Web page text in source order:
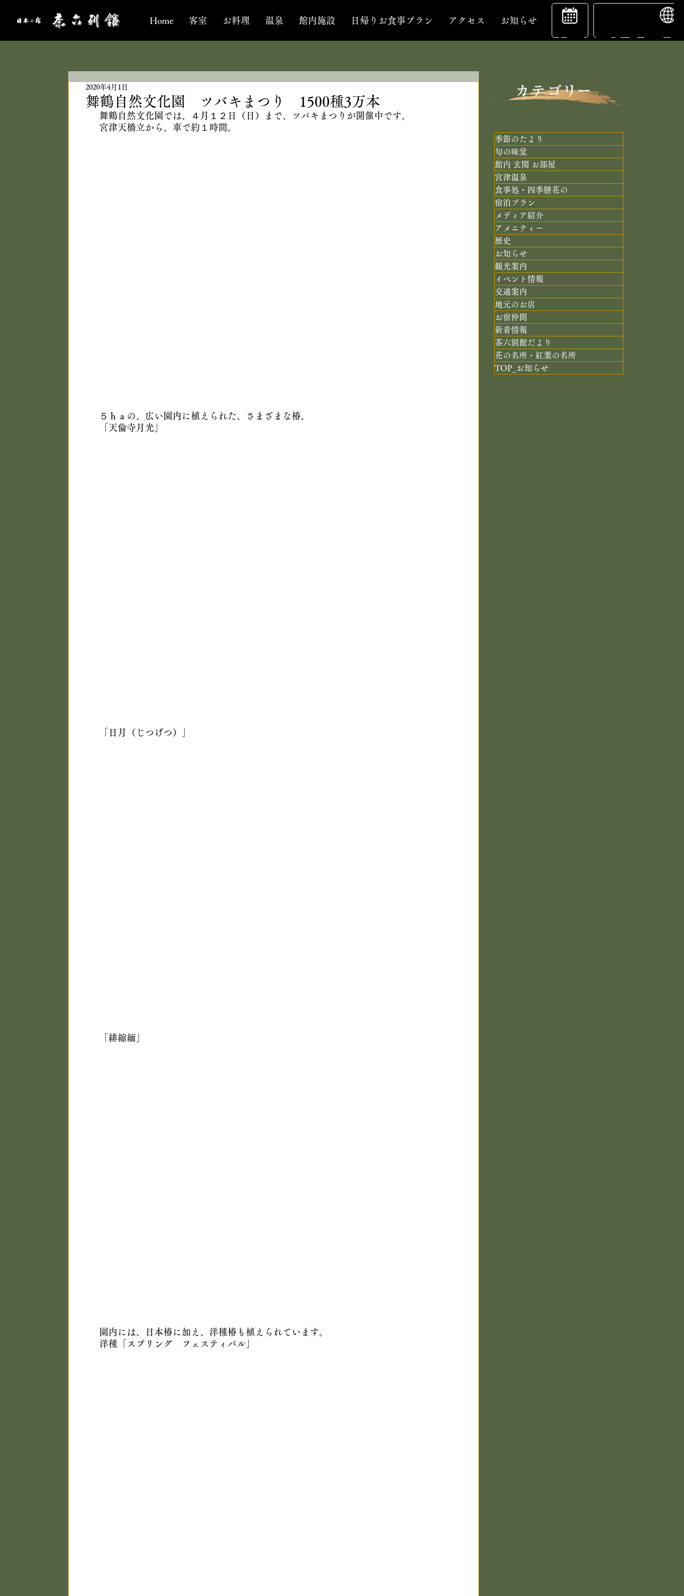
Home 客室 お料理 温泉 館内施設 日帰りお食事プラン アクセス お知らせ
宿
泊
予
約
舞鶴自然文化園 ツバキまつり 1500種3万本
2020年4月1日
舞鶴自然文化園では、４月１２日（日）まで、ツバキまつりが開催中です。
宮津天橋立から、車で約１時間。
５ｈａの、広い園内に植えられた、さまざまな椿。
「天倫寺月光」
「日月（じつげつ）」
「緋縮緬」
園内には、日本椿に加え、洋種椿も植えられています。
洋種「スプリング　フェスティバル」
季節のたより
旬の味覚
館内 玄関 お部屋
宮津温泉
食事処・四季膳花の
宿泊プラン
メディア紹介
アメニティー
歴史
お知らせ
観光案内
イベント情報
交通案内
地元のお店
お宿仲間
新着情報
茶六別館だより
花の名所・紅葉の名所
TOP_お知らせ